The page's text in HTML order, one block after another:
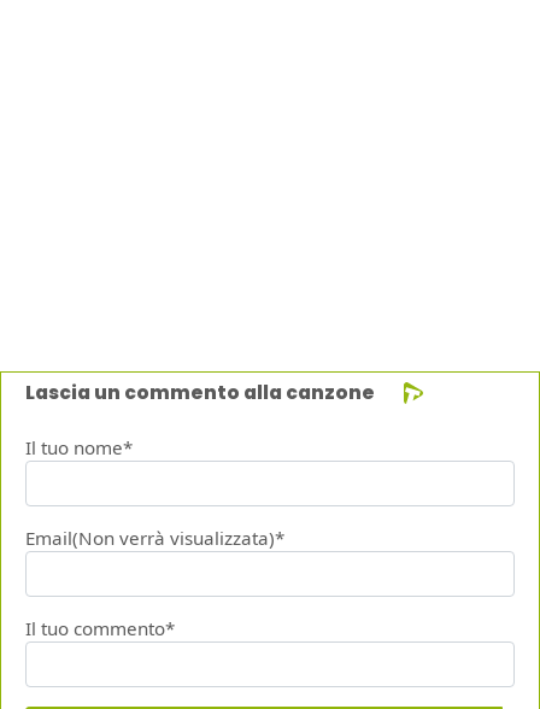
Lascia un commento alla canzone
Il tuo nome*
Email(Non verrà visualizzata)*
Il tuo commento*